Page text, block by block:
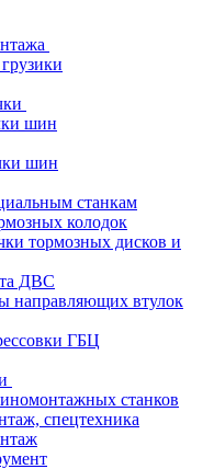
шин
шин
станкам
колодок
тормозных дисков и
ДВС
направляющих втулок
ГБЦ
станков
спецтехника